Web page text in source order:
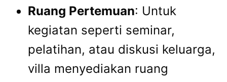
Ruang Pertemuan: Untuk
kegiatan seperti seminar,
pelatihan, atau diskusi keluarga,
villa menyediakan ruang